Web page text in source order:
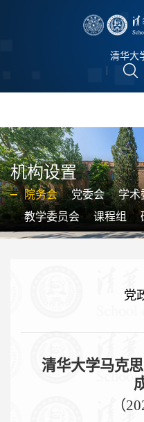
清华大
机构设置
院务会 党委会 学术
教学委员会
课程组
党
清华大学马克
（